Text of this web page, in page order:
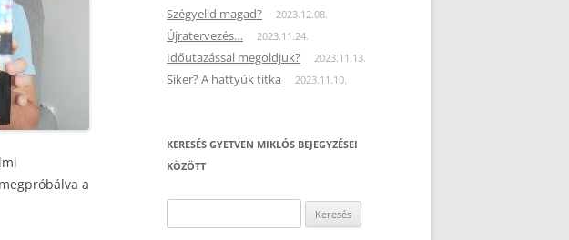
a
Szégyelld magad? 2023.12.08.
Újratervezés… 2023.11.24.
Időutazással megoldjuk? 2023.11.13.
Siker? A hattyúk titka 2023.11.10.
KERESÉS GYETVEN MIKLÓS BEJEGYZÉSEI
KÖZÖTT